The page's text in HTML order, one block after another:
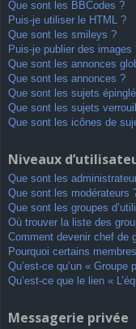
Que sont les BBCodes ?
Puis-je utiliser le HTML ?
Que sont les smileys ?
Puis-je publier des images
Que sont les annonces
Que sont les annonces ?
Que sont les sujets
Que sont les sujets
Que sont les icônes de
Niveaux
Que sont les
Que sont les modérateurs
Que sont les groupes
Où trouver la liste des
Comment devenir chef de
Pourquoi certains
Qu’est-ce qu’un « Groupe
Qu’est-ce que le lien «
Messagerie privée